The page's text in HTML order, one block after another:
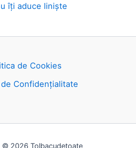
îți aduce liniște
de Cookies
Confidențialitate
© 2026 Tolbacudetoate